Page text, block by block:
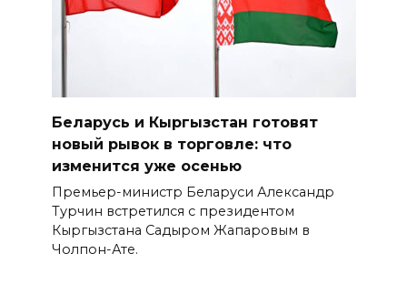
Беларусь и Кыргызстан готовят
новый рывок в торговле: что
изменится уже осенью
Премьер-министр Беларуси Александр
Турчин встретился с президентом
Кыргызстана Садыром Жапаровым в
Чолпон-Ате.